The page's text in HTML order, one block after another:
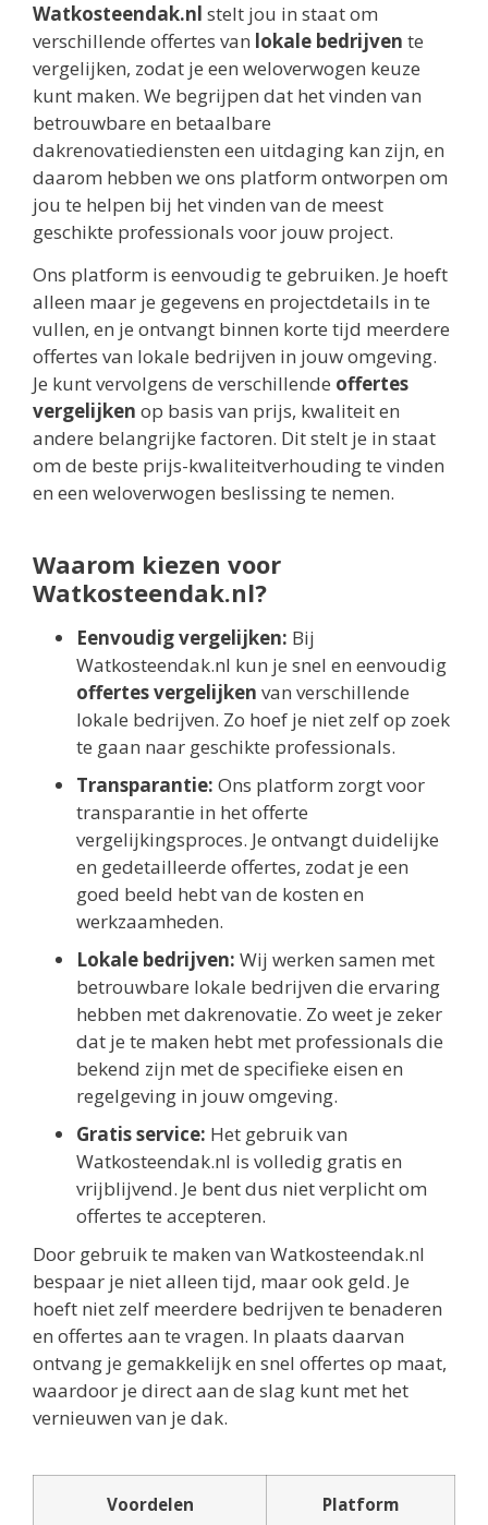
Watkosteendak.nl stelt jou in staat om
verschillende offertes van lokale bedrijven te
vergelijken, zodat je een weloverwogen keuze
kunt maken. We begrijpen dat het vinden van
betrouwbare en betaalbare
dakrenovatiediensten een uitdaging kan zijn, en
daarom hebben we ons platform ontworpen om
jou te helpen bij het vinden van de meest
geschikte professionals voor jouw project.
Ons platform is eenvoudig te gebruiken. Je hoeft
alleen maar je gegevens en projectdetails in te
vullen, en je ontvangt binnen korte tijd meerdere
offertes van lokale bedrijven in jouw omgeving.
Je kunt vervolgens de verschillende offertes
vergelijken op basis van prijs, kwaliteit en
andere belangrijke factoren. Dit stelt je in staat
om de beste prijs-kwaliteitverhouding te vinden
en een weloverwogen beslissing te nemen.
Waarom kiezen voor
Watkosteendak.nl?
Eenvoudig vergelijken: Bij
Watkosteendak.nl kun je snel en eenvoudig
offertes vergelijken van verschillende
lokale bedrijven. Zo hoef je niet zelf op zoek
te gaan naar geschikte professionals.
Transparantie: Ons platform zorgt voor
transparantie in het offerte
vergelijkingsproces. Je ontvangt duidelijke
en gedetailleerde offertes, zodat je een
goed beeld hebt van de kosten en
werkzaamheden.
Lokale bedrijven: Wij werken samen met
betrouwbare lokale bedrijven die ervaring
hebben met dakrenovatie. Zo weet je zeker
dat je te maken hebt met professionals die
bekend zijn met de specifieke eisen en
regelgeving in jouw omgeving.
Gratis service: Het gebruik van
Watkosteendak.nl is volledig gratis en
vrijblijvend. Je bent dus niet verplicht om
offertes te accepteren.
Door gebruik te maken van Watkosteendak.nl
bespaar je niet alleen tijd, maar ook geld. Je
hoeft niet zelf meerdere bedrijven te benaderen
en offertes aan te vragen. In plaats daarvan
ontvang je gemakkelijk en snel offertes op maat,
waardoor je direct aan de slag kunt met het
vernieuwen van je dak.
Voordelen Platform